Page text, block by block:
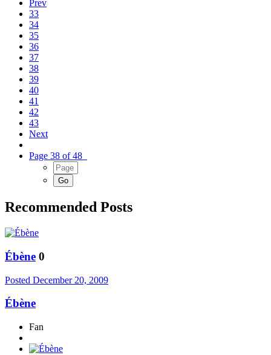
Prev
33
34
35
36
37
38
39
40
41
42
43
Next
Page 38 of 48
Recommended Posts
Ébène 0
Posted December 20, 2009
Ébène
Fan